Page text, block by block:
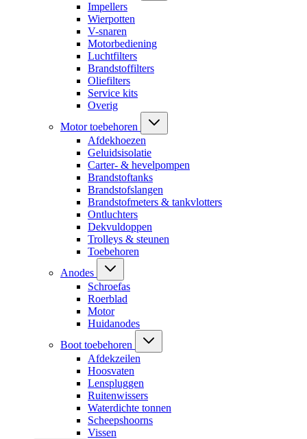
Impellers
Wierpotten
V-snaren
Motorbediening
Luchtfilters
Brandstoffilters
Oliefilters
Service kits
Overig
Motor toebehoren
Afdekhoezen
Geluidsisolatie
Carter- & hevelpompen
Brandstoftanks
Brandstofslangen
Brandstofmeters & tankvlotters
Ontluchters
Dekvuldoppen
Trolleys & steunen
Toebehoren
Anodes
Schroefas
Roerblad
Motor
Huidanodes
Boot toebehoren
Afdekzeilen
Hoosvaten
Lenspluggen
Ruitenwissers
Waterdichte tonnen
Scheepshoorns
Vissen